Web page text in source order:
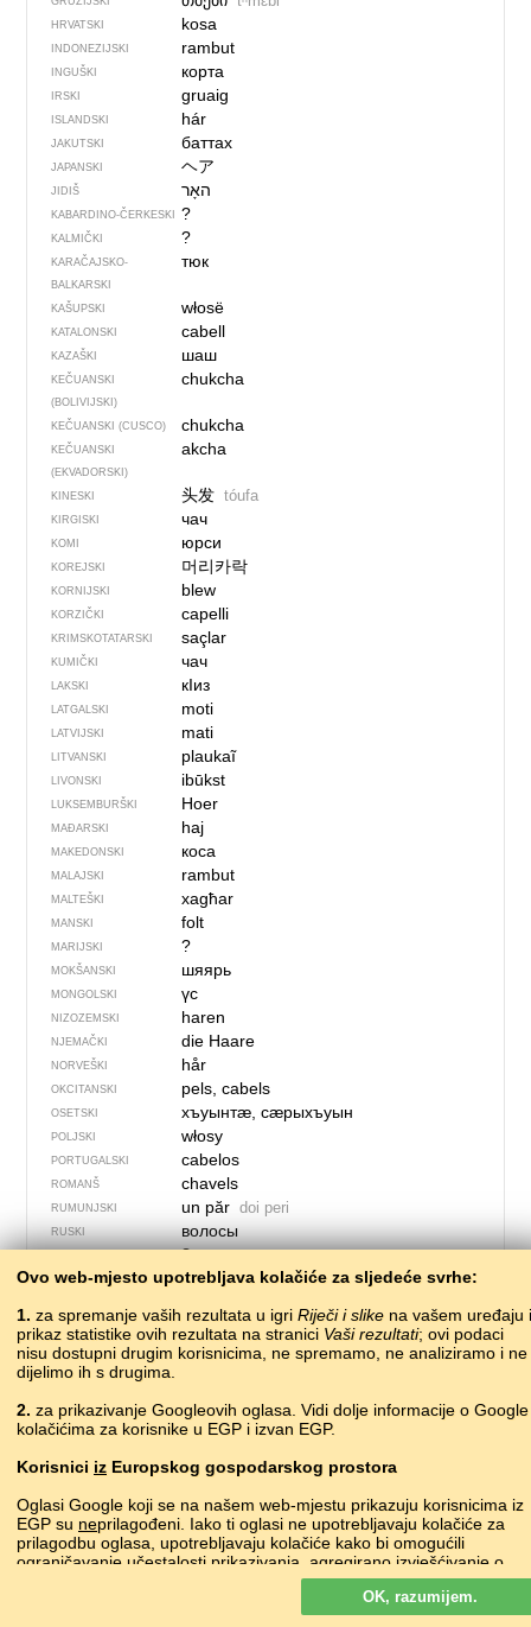
HRVATSKI kosa
INDONEZIJSKI rambut
INGUŠKI корта
IRSKI gruaig
ISLANDSKI hár
JAKUTSKI баттах
JAPANSKI ヘア
JIDIŠ
KABARDINO-ČERKESKI ?
KALMIČKI ?
KARAČAJSKO-
BALKARSKI
тюк
KAŠUPSKI włosë
KATALONSKI cabell
KAZAŠKI шаш
KEČUANSKI
(BOLIVIJSKI)
chukcha
KEČUANSKI (CUSCO) chukcha
KEČUANSKI
(EKVADORSKI)
akcha
KINESKI 头发 tóufa
KIRGISKI чач
KOMI юрси
KOREJSKI 머리카락
KORNIJSKI blew
KORZIČKI capelli
KRIMSKOTATARSKI saçlar
KUMIČKI чач
LAKSKI кIиз
LATGALSKI moti
LATVIJSKI mati
LITVANSKI plaukaĩ
LIVONSKI ibūkst
LUKSEMBURŠKI Hoer
MAĐARSKI haj
MAKEDONSKI коса
MALAJSKI rambut
MALTEŠKI xagħar
MANSKI folt
MARIJSKI ?
MOKŠANSKI шяярь
MONGOLSKI үс
NIZOZEMSKI haren
NJEMAČKI die Haare
NORVEŠKI hår
OKCITANSKI pels, cabels
OSETSKI хъуынтӕ, сӕрыхъуын
POLJSKI włosy
PORTUGALSKI cabelos
ROMANŠ chavels
RUMUNJSKI un păr doi peri
RUSKI волосы
?
ŠKOTSKI GAELSKI falt
SLOVENSKI lasje
ŠPANJOLSKI pelo, cabello
SRPSKI
TADŽIČKI мӯй
TATARSKI чәчләр•çäçlär
saç
UDMURTSKI йырси
UKRAJINSKI волосся
Ovo web-mjesto upotrebljava kolačiće za sljedeće svrhe:
1. za spremanje vaših rezultata u igri Riječi i slike na vašem uređaju i
prikaz statistike ovih rezultata na stranici Vaši rezultati; ovi podaci
nisu dostupni drugim korisnicima, ne spremamo, ne analiziramo i ne
dijelimo ih s drugima.
2. za prikazivanje Googleovih oglasa. Vidi dolje informacije o Google
kolačićima za korisnike u EGP i izvan EGP.
Korisnici iz Europskog gospodarskog prostora
Oglasi Google koji se na našem web-mjestu prikazuju korisnicima iz
EGP su neprilagođeni. Iako ti oglasi ne upotrebljavaju kolačiće za
prilagodbu oglasa, upotrebljavaju kolačiće kako bi omogućili
ograničavanje učestalosti prikazivanja, agregirano izvješćivanje o
oglasima i za borbu protiv prevara i zloupotrebe.
OK, razumijem.